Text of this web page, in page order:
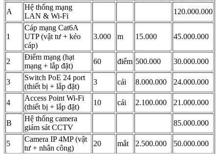
A
Hệ thống mạng
LAN & Wi-Fi
120.000.000
1
Cáp mạng Cat6A
UTP (vật tư + kéo
cáp)
3.000 m 15.000 45.000.000
2
Điểm mạng (hạt
mạng + lắp đặt)
60 điểm 500.000 30.000.000
3
Switch PoE 24 port
(thiết bị + lắp đặt)
3 cái 8.000.000 24.000.000
4
Access Point Wi-Fi
(thiết bị + lắp đặt)
10 cái 2.100.000 21.000.000
B
Hệ thống camera
giám sát CCTV
85.000.000
5
Camera IP 4MP (vật
tư + nhân công)
20 mắt 2.500.000 50.000.000